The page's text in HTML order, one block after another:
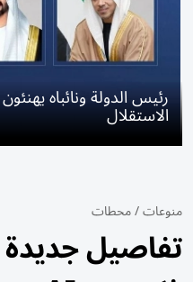
رئيس الدولة ونائباه
الاستقلال
منوعات/محطات
تفاصيل